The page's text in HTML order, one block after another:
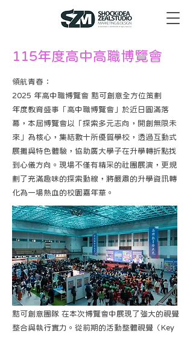
115年度高中高職博覽會
領航青春：
2025 年高中職博覽會 黠可創意全方位策劃
年度教育盛事「高中職博覽會」於近日圓滿落
幕，本屆博覽會以「探索多元志向，開創無限未
來」為核心，集結數十所優質學校，透過互動式
展攤與特色體驗，協助廣大學子在升學轉折點找
到心儀方向。現場不僅有精采的社團展演，更規
劃了充滿趣味的探索動線，將嚴肅的升學資訊轉
化為一場熱血的校園嘉年華。
黠可創意團隊 在本次博覽會中展現了強大的視覺
整合與執行實力。從前期的活動整體視覺（Key